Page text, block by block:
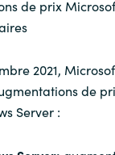
de prix
2021,
de
Server :